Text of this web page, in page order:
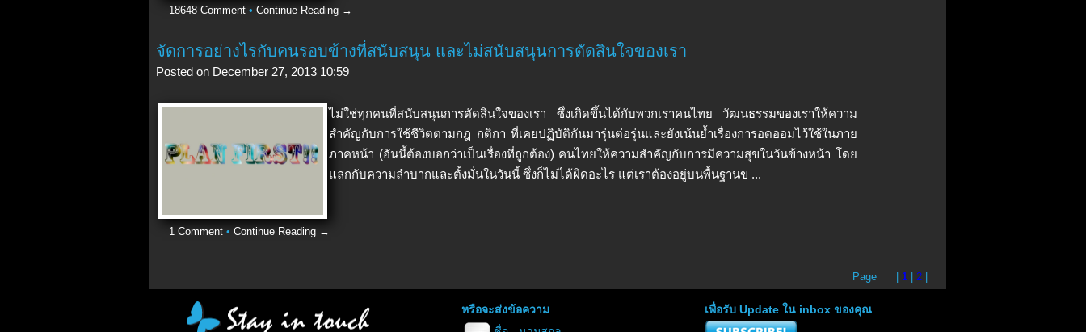
18648 Comment • Continue Reading →
จัดการอย่างไรกับคนรอบข้างที่สนับสนุน และไม่สนับสนุนการตัดสินใจของเรา
Posted on December 27, 2013 10:59
ไม่ใช่ทุกคนที่สนับสนุนการตัดสินใจของเรา ซึ่งเกิดขึ้นได้กับพวกเราคนไทย วัฒนธรรมของเราให้ความ
สำคัญกับการใช้ชีวิตตามกฎ กติกา ที่เคยปฏิบัติกันมารุ่นต่อรุ่นและยังเน้นย้ำเรื่องการอดออมไว้ใช้ในภาย
ภาคหน้า (อันนี้ต้องบอกว่าเป็นเรื่องที่ถูกต้อง) คนไทยให้ความสำคัญกับการมีความสุขในวันข้างหน้า โดย
แลกกับความลำบากและตั้งมั่นในวันนี้ ซึ่งก็ไม่ได้ผิดอะไร แต่เราต้องอยู่บนพื้นฐานข ...
1 Comment • Continue Reading →
Page | 1 2
หรือจะส่งข้อความ
เพื่อรับ Update ใน inbox ของคุณ